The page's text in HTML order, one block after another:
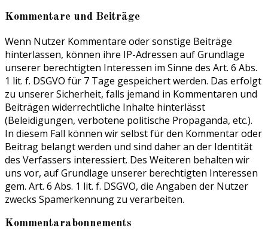
Kommentare und Beiträge
Wenn Nutzer Kommentare oder sonstige Beiträge
hinterlassen, können ihre IP-Adressen auf Grundlage
unserer berechtigten Interessen im Sinne des Art. 6 Abs.
1 lit. f. DSGVO für 7 Tage gespeichert werden. Das erfolgt
zu unserer Sicherheit, falls jemand in Kommentaren und
Beiträgen widerrechtliche Inhalte hinterlässt
(Beleidigungen, verbotene politische Propaganda, etc.).
In diesem Fall können wir selbst für den Kommentar oder
Beitrag belangt werden und sind daher an der Identität
des Verfassers interessiert. Des Weiteren behalten wir
uns vor, auf Grundlage unserer berechtigten Interessen
gem. Art. 6 Abs. 1 lit. f. DSGVO, die Angaben der Nutzer
zwecks Spamerkennung zu verarbeiten.
Kommentarabonnements